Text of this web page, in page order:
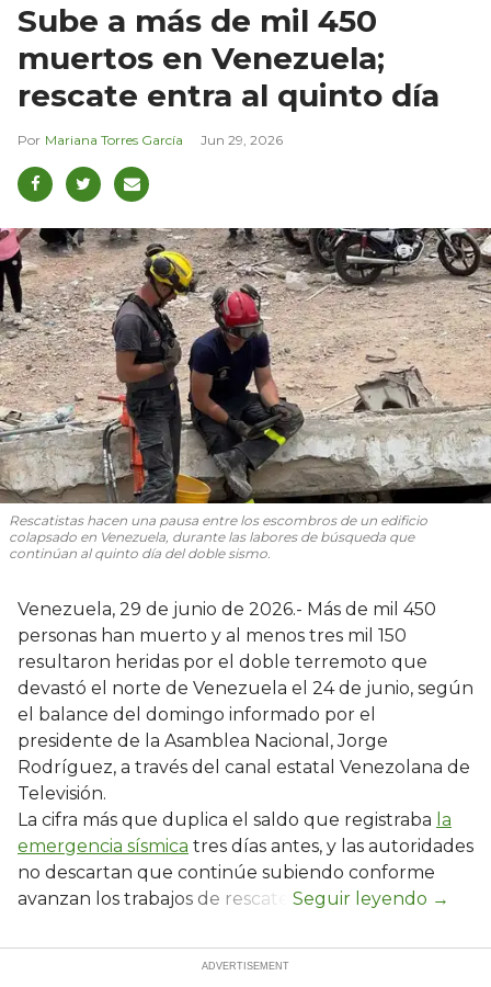
Sube a más de mil 450
muertos en Venezuela;
rescate entra al quinto día
Mariana Torres García Jun 29, 2026
Rescatistas hacen una pausa entre los escombros de un edificio
colapsado en Venezuela, durante las labores de búsqueda que
continúan al quinto día del doble sismo.
Venezuela, 29 de junio de 2026.- Más de mil 450
personas han muerto y al menos tres mil 150
resultaron heridas por el doble terremoto que
devastó el norte de Venezuela el 24 de junio, según
el balance del domingo informado por el
presidente de la Asamblea Nacional, Jorge
Rodríguez, a través del canal estatal Venezolana de
Televisión.
La cifra más que duplica el saldo que registraba la
emergencia sísmica tres días antes, y las autoridades
no descartan que continúe subiendo conforme
avanzan los trabajos de rescate.